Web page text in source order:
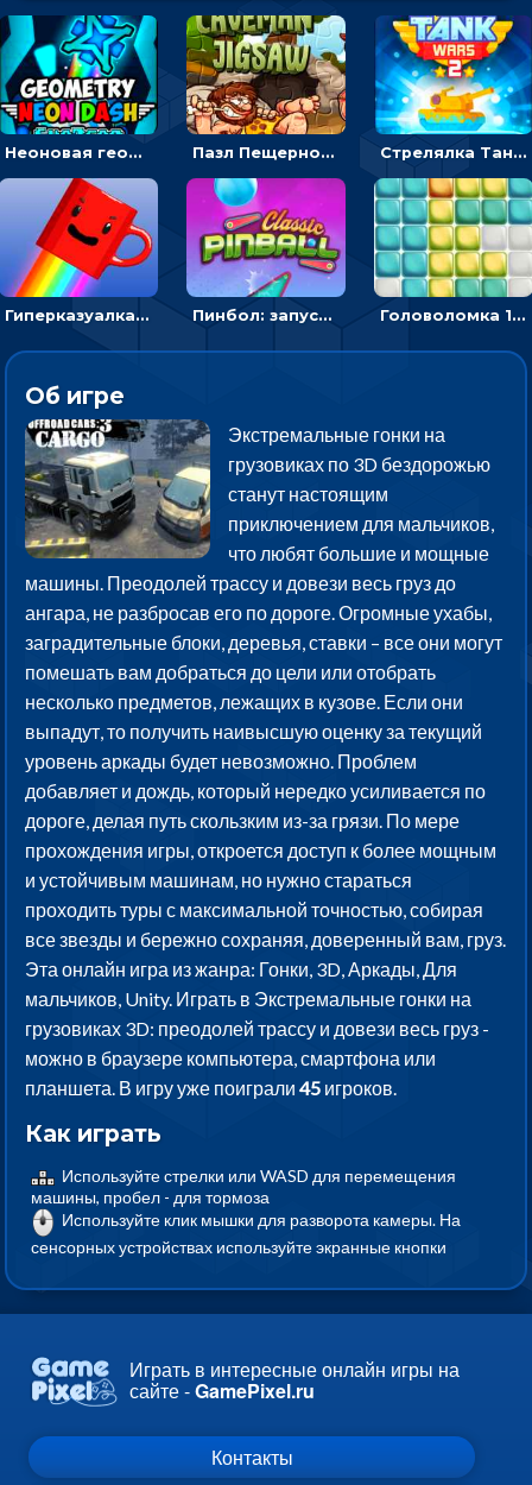
Неоновая геометрия: прыгай через препятствия и собирай шары Пазл Пещерного человека: сложи фрагменты и получи картинку Стрелялка Танковые войны: бить по танку врага, чтобы уничтожить зло
Гиперказуалка Летающая чашка кофе: двигаться и собирать кубики сахара Пинбол: запускать шарик, чтобы выбивать очки Головоломка 10х10
Об игре
Экстремальные гонки на
грузовиках по 3D бездорожью
станут настоящим
приключением для мальчиков,
что любят большие и мощные
машины. Преодолей трассу и довези весь груз до
ангара, не разбросав его по дороге. Огромные ухабы,
заградительные блоки, деревья, ставки – все они могут
помешать вам добраться до цели или отобрать
несколько предметов, лежащих в кузове. Если они
выпадут, то получить наивысшую оценку за текущий
уровень аркады будет невозможно. Проблем
добавляет и дождь, который нередко усиливается по
дороге, делая путь скользким из-за грязи. По мере
прохождения игры, откроется доступ к более мощным
и устойчивым машинам, но нужно стараться
проходить туры с максимальной точностью, собирая
все звезды и бережно сохраняя, доверенный вам, груз.
Эта онлайн игра из жанра: Гонки, 3D, Аркады, Для
мальчиков, Unity. Играть в Экстремальные гонки на
грузовиках 3D: преодолей трассу и довези весь груз -
можно в браузере компьютера, смартфона или
планшета. В игру уже поиграли45 игроков.
Как играть
Используйте стрелки или WASD для перемещения
машины, пробел - для тормоза
Используйте клик мышки для разворота камеры. На
сенсорных устройствах используйте экранные кнопки
Играть в интересные онлайн игры на
сайте -GamePixel.ru
Контакты